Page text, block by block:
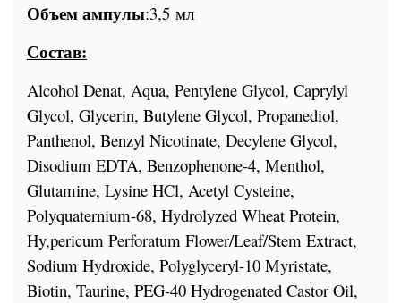
Объем ампулы:3,5 мл
Состав:
Alcohol Denat, Aqua, Pentylene Glycol, Caprylyl
Glycol, Glycerin, Butylene Glycol, Propanediol,
Panthenol, Benzyl Nicotinate, Decylene Glycol,
Disodium EDTA, Benzophenone-4, Menthol,
Glutamine, Lysine HCl, Acetyl Cysteine,
Polyquaternium-68, Hydrolyzed Wheat Protein,
Hy,pericum Perforatum Flower/Leaf/Stem Extract,
Sodium Hydroxide, Polyglyceryl-10 Myristate,
Biotin, Taurine, PEG-40 Hydrogenated Castor Oil,